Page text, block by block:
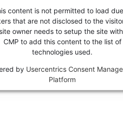
content is not permitted to load
that are not disclosed to the
owner needs to setup the site
CMP to add this content to the list of
technologies used.
by Usercentrics Consent
Platform